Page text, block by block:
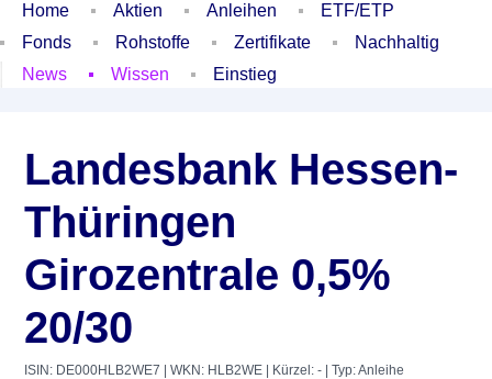
Home Aktien Anleihen
ETF/ETP
Fonds
Rohstoffe Zertifikate
Nachhaltig
News
Wissen Einstieg
Landesbank Hessen-
Thüringen
Girozentrale 0,5%
20/30
ISIN: DE000HLB2WE7 | WKN: HLB2WE | Kürzel: - | Typ: Anleihe